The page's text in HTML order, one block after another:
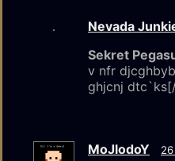
Nevada
Sekret
v nfr
ghjcnj
MoJlodoY